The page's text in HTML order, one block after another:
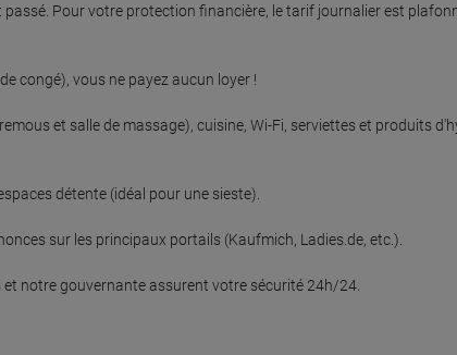
passé. Pour votre protection financière, le tarif journalier est
congé), vous ne payez aucun loyer !
et salle de massage), cuisine, Wi-Fi, serviettes et produits
détente (idéal pour une sieste).
sur les principaux portails (Kaufmich, Ladies.de, etc.).
et notre gouvernante assurent votre sécurité 24h/24.